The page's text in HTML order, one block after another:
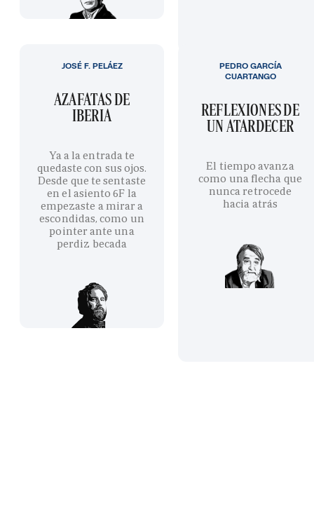
AZAFATAS DE
IBERIA
Ya a la entrada te
quedaste con sus ojos.
Desde que te sentaste
en el asiento 6F la
empezaste a mirar a
escondidas, como un
pointer ante una
perdiz becada
JOSÉ F. PELÁEZ
REFLEXIONES DE
UN ATARDECER
El tiempo avanza
como una flecha que
nunca retrocede
hacia atrás
PEDRO GARCÍA
CUARTANGO